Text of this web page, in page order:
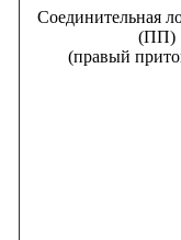
Соединительная
(ПП)
(правый